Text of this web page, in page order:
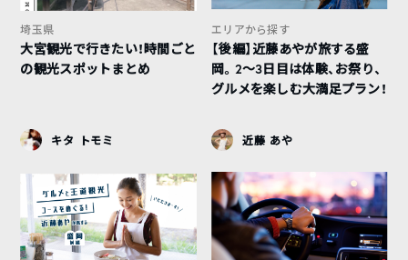
埼玉県
大宮観光で行きたい！時間ごと
の観光スポットまとめ
キタ トモミ
エリアから探す
【後編】近藤あやが旅する盛
岡。2〜3日目は体験、お祭り、
グルメを楽しむ大満足プラン！
近藤 あや